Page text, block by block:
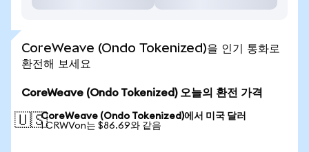
CoreWeave (Ondo Tokenized)을 인기 통화로
환전해 보세요
CoreWeave (Ondo Tokenized) 오늘의 환전 가격
🇺🇸CoreWeave (Ondo Tokenized)에서 미국 달러
1 CRWVon는 $86.69와 같음